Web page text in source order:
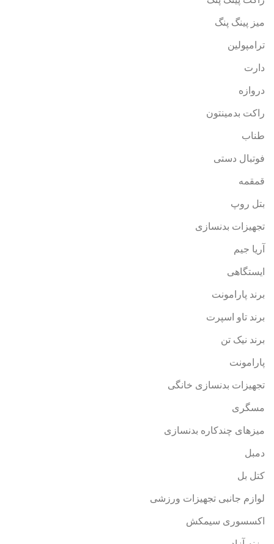
میز پینگ پنگ
ترامپولین
دارت
دروازه
راکت بدمینتون
طناب
فوتبال دستی
قمقمه
بتل روپ
تجهیزات بدنسازی
آریا جیم
ایستگاهی
برند پارامونت
برند تاو اسپرت
برند نیک تن
پارامونت
تجهیزات بدنسازی خانگی
مسگری
میزهای چندکاره بدنسازی
دمبل
کتل بل
لوازم جانبی تجهیزات ورزشی
اکسسوری سیمکش